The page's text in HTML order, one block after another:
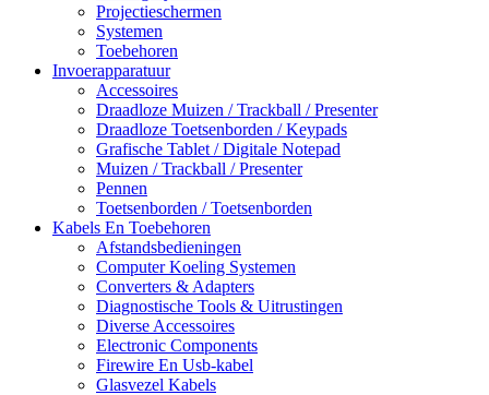
Projectieschermen
Systemen
Toebehoren
Invoerapparatuur
Accessoires
Draadloze Muizen / Trackball / Presenter
Draadloze Toetsenborden / Keypads
Grafische Tablet / Digitale Notepad
Muizen / Trackball / Presenter
Pennen
Toetsenborden / Toetsenborden
Kabels En Toebehoren
Afstandsbedieningen
Computer Koeling Systemen
Converters & Adapters
Diagnostische Tools & Uitrustingen
Diverse Accessoires
Electronic Components
Firewire En Usb-kabel
Glasvezel Kabels